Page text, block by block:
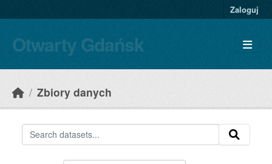
Zaloguj
Otwarty Gdańsk
Zbiory danych